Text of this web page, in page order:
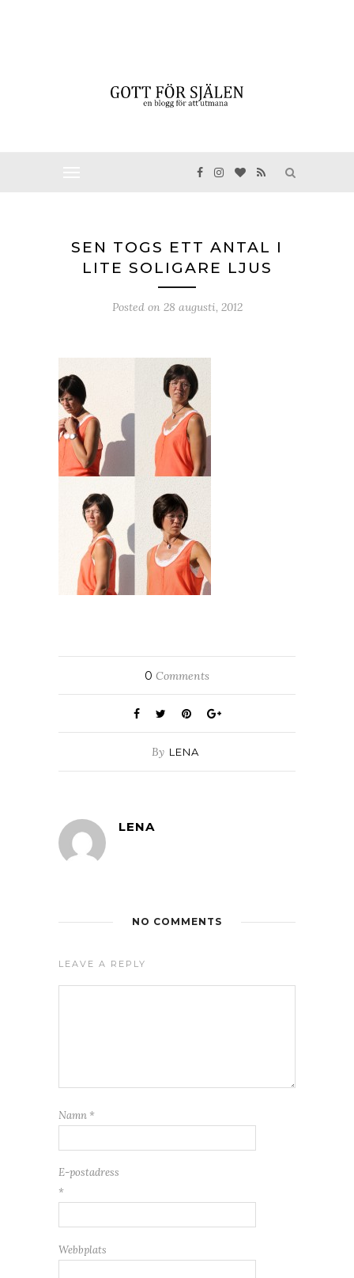
SEN TOGS ETT ANTAL I
LITE SOLIGARE LJUS
Posted on 28 augusti, 2012
0 Comments
By LENA
LENA
NO COMMENTS
LEAVE A REPLY
Namn *
E-postadress
*
Webbplats